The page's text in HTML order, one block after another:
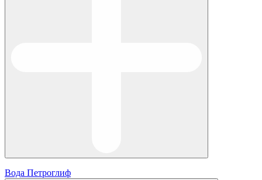
Вода Петроглиф